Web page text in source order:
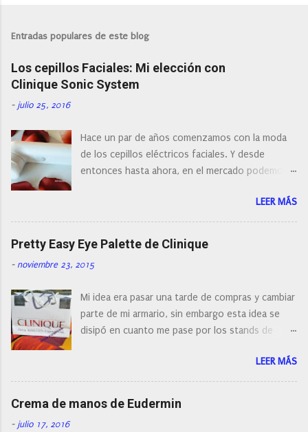
l
a
r
n
o
m
e
n
t
a
o
Entradas populares de este blog
Los cepillos Faciales: Mi elección con
Clinique Sonic System
- julio 25, 2016
Hace un par de años comenzamos con la moda
de los cepillos eléctricos faciales. Y desde
entonces hasta ahora, en el mercado podemos
con diferentes características, a pilas, a batería,
cepillos de rotación o de oscilación... y
naturalmente de todos los precios. Existe en la
actualidad tal variedad, que antes de hacer la
compra debemos de hacernos unas preguntas:
post os voy a dar mi opinión de porque elegí mi
cepillo facial de Clinique
LEER MÁS
Pretty Easy Eye Palette de Clinique
- noviembre 23, 2015
Mi idea era pasar una tarde de compras y cambiar
parte de mi armario, sin embargo esta idea se
disipó en cuanto me pase por los stands de
resistirse a esta paleta de colores de Clinique.
LEER MÁS
Crema de manos de Eudermin
- julio 17, 2016